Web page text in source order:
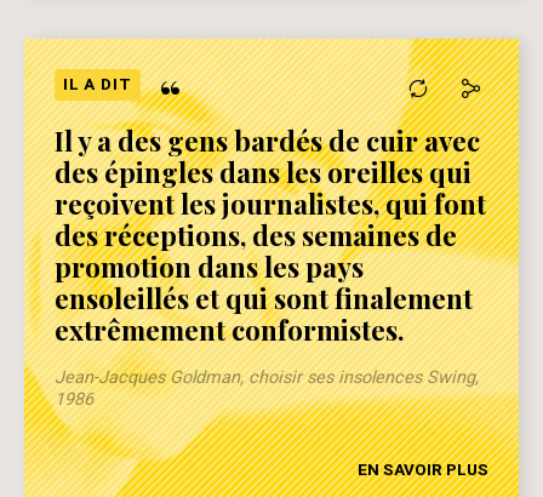
IL A DIT “
Il y a des gens bardés de cuir avec
des épingles dans les oreilles qui
reçoivent les journalistes, qui font
des réceptions, des semaines de
promotion dans les pays
ensoleillés et qui sont finalement
extrêmement conformistes.
Jean-Jacques Goldman, choisir ses insolences Swing,
1986
EN SAVOIR PLUS